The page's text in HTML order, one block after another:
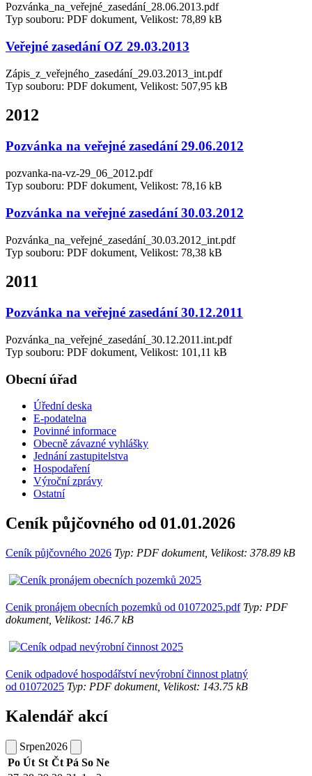
Pozvánka_na_veřejné_zasedání_28.06.2013.pdf
Typ souboru: PDF dokument, Velikost: 78,89 kB
Veřejné zasedání OZ 29.03.2013
Zápis_z_veřejného_zasedání_29.03.2013_int.pdf
Typ souboru: PDF dokument, Velikost: 507,95 kB
2012
Pozvánka na veřejné zasedání 29.06.2012
pozvanka-na-vz-29_06_2012.pdf
Typ souboru: PDF dokument, Velikost: 78,16 kB
Pozvánka na veřejné zasedání 30.03.2012
Pozvánka_na_veřejné_zasedání_30.03.2012_int.pdf
Typ souboru: PDF dokument, Velikost: 78,38 kB
2011
Pozvánka na veřejné zasedání 30.12.2011
Pozvánka_na_veřejné_zasedání_30.12.2011.int.pdf
Typ souboru: PDF dokument, Velikost: 101,11 kB
Obecní úřad
Úřední deska
E-podatelna
Povinné informace
Obecně závazné vyhlášky
Jednání zastupitelstva
Hospodaření
Výroční zprávy
Ostatní
Ceník půjčovného od 01.01.2026
Ceník půjčovného 2026 Typ: PDF dokument, Velikost: 378.89 kB
Cenik pronájem obecních pozemků od 01072025.pdfTyp: PDF
dokument, Velikost: 146.7 kB
Cenik odpadové hospodářství nevýrobní činnost platný
od 01072025 Typ: PDF dokument, Velikost: 143.75 kB
Kalendář akcí
Srpen2026
Po Út St Čt Pá So Ne